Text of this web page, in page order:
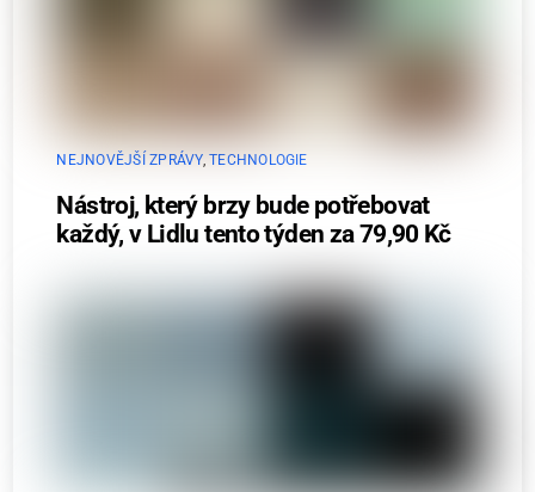
NEJNOVĚJŠÍ ZPRÁVY,TECHNOLOGIE
Nástroj, který brzy bude potřebovat
každý, v Lidlu tento týden za 79,90 Kč